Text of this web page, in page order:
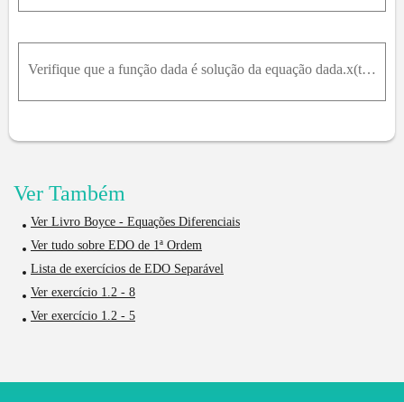
Verifique que a função dada é solução da equação dada.x(t) = 1, t0, e dx/dt = (x^2 - 1) / t, t0
Ver Também
Ver Livro Boyce - Equações Diferenciais
Ver tudo sobre EDO de 1ª Ordem
Lista de exercícios de EDO Separável
Ver exercício 1.2 - 8
Ver exercício 1.2 - 5